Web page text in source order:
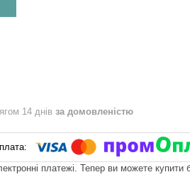
14 днів за домовленістю
платежі. Тепер ви можете